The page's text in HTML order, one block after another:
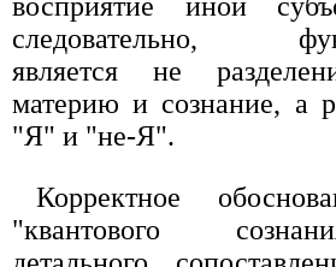
следовательно,
является не
материю и сознание, а
"Я" и "не-Я".
Корректное
"квантового